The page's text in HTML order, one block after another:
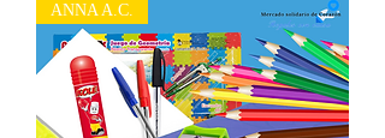
ANNA A.C.